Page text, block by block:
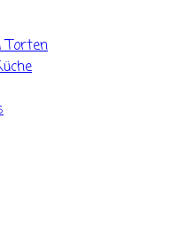
Torten